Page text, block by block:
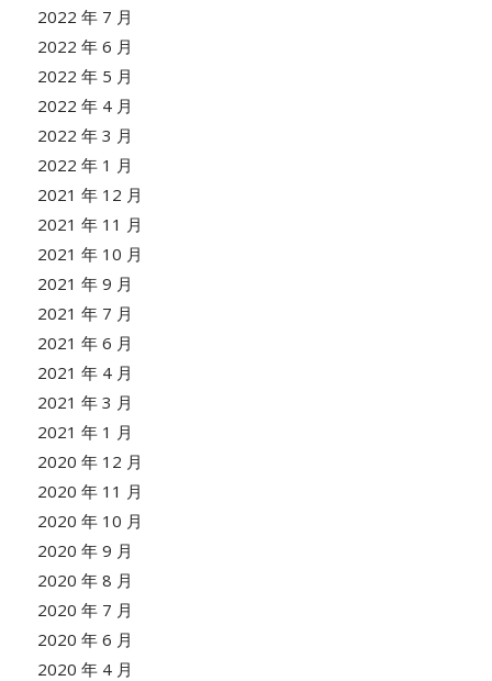
2022 年 7 月
2022 年 6 月
2022 年 5 月
2022 年 4 月
2022 年 3 月
2022 年 1 月
2021 年 12 月
2021 年 11 月
2021 年 10 月
2021 年 9 月
2021 年 7 月
2021 年 6 月
2021 年 4 月
2021 年 3 月
2021 年 1 月
2020 年 12 月
2020 年 11 月
2020 年 10 月
2020 年 9 月
2020 年 8 月
2020 年 7 月
2020 年 6 月
2020 年 4 月